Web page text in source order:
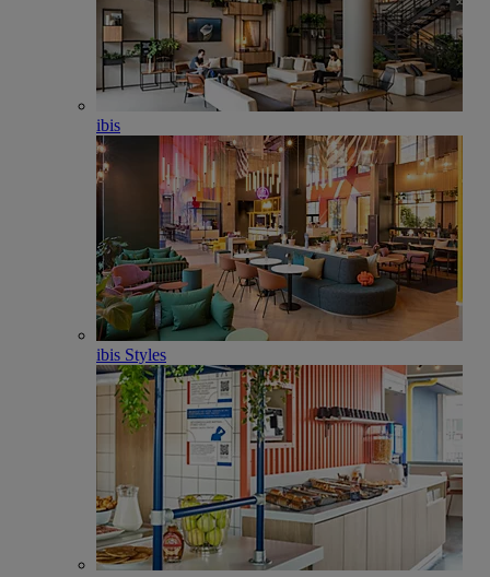
ibis
ibis Styles